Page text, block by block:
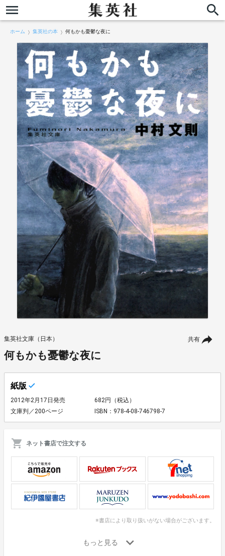
ホーム 集英社の本 何もかも憂鬱な夜に
共有
集英社文庫（日本）
何もかも憂鬱な夜に
紙版
2012年2月17日発売
682円（税込）
文庫判／200ページ
ISBN：978-4-08-746798-7
ネット書店で注文する
※書店により取り扱いがない場合がございます。